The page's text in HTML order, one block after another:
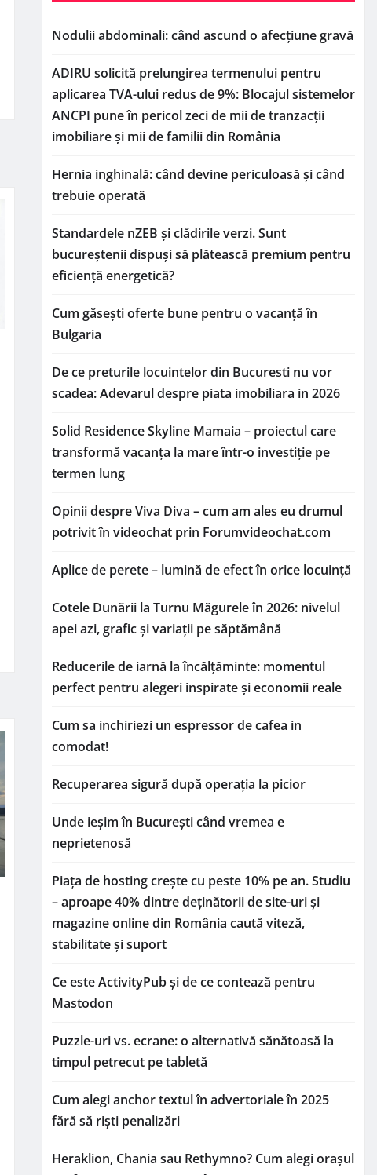
Nodulii abdominali: când ascund o afecțiune gravă
ADIRU solicită prelungirea termenului pentru
aplicarea TVA-ului redus de 9%: Blocajul sistemelor
ANCPI pune în pericol zeci de mii de tranzacții
imobiliare și mii de familii din România
Hernia inghinală: când devine periculoasă și când
trebuie operată
Standardele nZEB și clădirile verzi. Sunt
bucureștenii dispuși să plătească premium pentru
eficiență energetică?
Cum găsești oferte bune pentru o vacanță în
Bulgaria
De ce preturile locuintelor din Bucuresti nu vor
scadea: Adevarul despre piata imobiliara in 2026
Solid Residence Skyline Mamaia – proiectul care
transformă vacanța la mare într-o investiție pe
termen lung
Opinii despre Viva Diva – cum am ales eu drumul
potrivit în videochat prin Forumvideochat.com
Aplice de perete – lumină de efect în orice locuință
Cotele Dunării la Turnu Măgurele în 2026: nivelul
apei azi, grafic și variații pe săptămână
Reducerile de iarnă la încălțăminte: momentul
perfect pentru alegeri inspirate și economii reale
Cum sa inchiriezi un espressor de cafea in
comodat!
Recuperarea sigură după operația la picior
Unde ieșim în București când vremea e
neprietenosă
Piața de hosting crește cu peste 10% pe an. Studiu
– aproape 40% dintre deținătorii de site-uri și
magazine online din România caută viteză,
stabilitate și suport
Ce este ActivityPub și de ce contează pentru
Mastodon
Puzzle-uri vs. ecrane: o alternativă sănătoasă la
timpul petrecut pe tabletă
Cum alegi anchor textul în advertoriale în 2025
fără să riști penalizări
Heraklion, Chania sau Rethymno? Cum alegi orașul